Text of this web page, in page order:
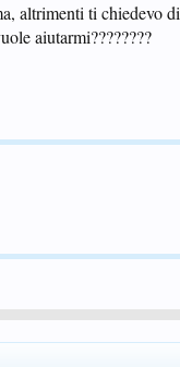
altrimenti ti chiedevo
aiutarmi????????